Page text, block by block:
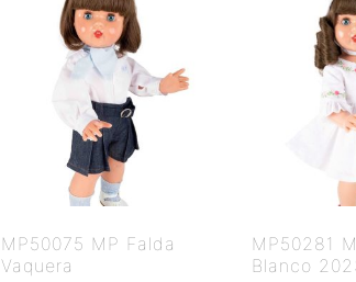
MP50075 MP Falda
Vaquera
MP50281
Blanco